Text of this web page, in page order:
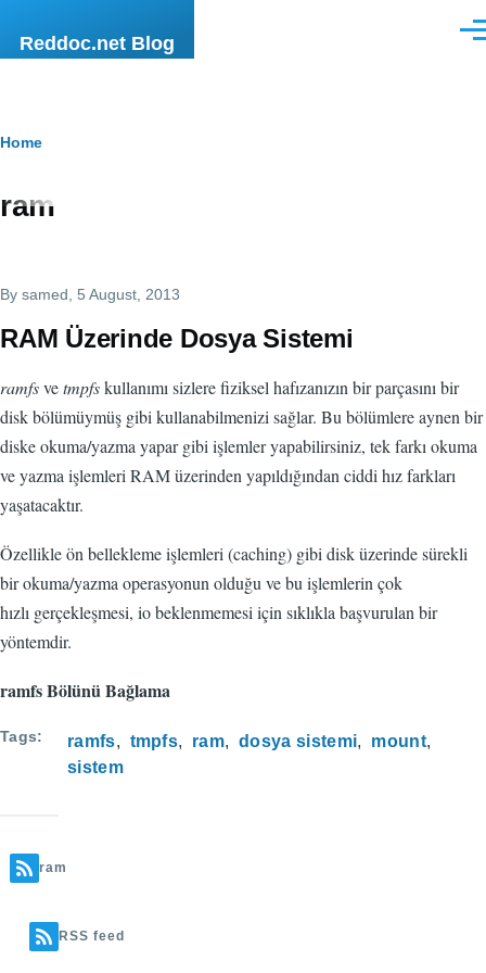
Reddoc.net Blog
Breadcrumb
Home
ram
By samed , 5 August, 2013
RAM Üzerinde Dosya Sistemi
ramfsvetmpfskullanımı sizlere fiziksel hafızanızın bir parçasını bir
disk bölümüymüş gibi kullanabilmenizi sağlar. Bu bölümlere aynen bir
diske okuma/yazma yapar gibi işlemler yapabilirsiniz, tek farkı okuma
ve yazma işlemleri RAM üzerinden yapıldığından ciddi hız farkları
yaşatacaktır.
Özellikle ön bellekleme işlemleri (caching) gibi disk üzerinde sürekli
bir okuma/yazma operasyonun olduğu ve bu işlemlerin çok
hızlı gerçekleşmesi, io beklenmemesi için sıklıkla başvurulan bir
yöntemdir.
ramfs Bölünü Bağlama
Tags ramfs tmpfs ram dosya sistemi
mount
sistem
ram
RSS feed